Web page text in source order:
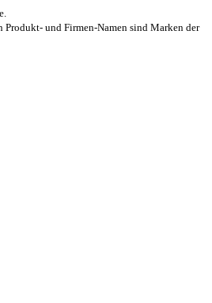
Produkt- und Firmen-Namen sind Marken der